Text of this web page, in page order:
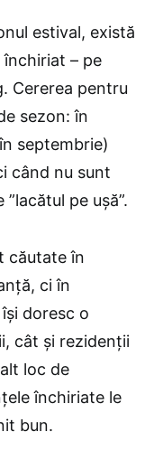
estival, există
– pe
Cererea pentru
sezon: în
septembrie)
când nu sunt
pe uşă”.
căutate în
ci în
doresc o
cât și rezidenții
loc de
închiriate le
bun.